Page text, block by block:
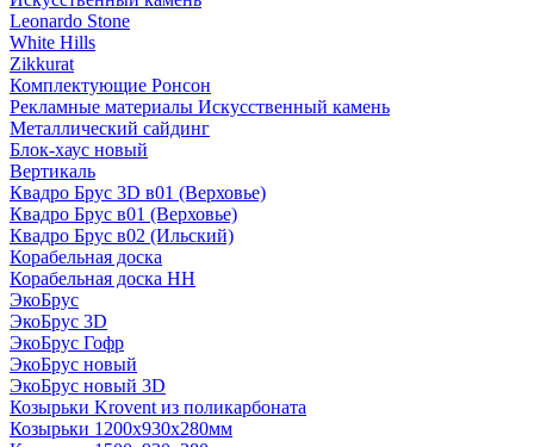
Leonardo Stone
White Hills
Zikkurat
Комплектующие Ронсон
Рекламные материалы Искусственный камень
Металлический сайдинг
Блок-хаус новый
Вертикаль
Квадро Брус 3D в01 (Верховье)
Квадро Брус в01 (Верховье)
Квадро Брус в02 (Ильский)
Корабельная доска
Корабельная доска НН
ЭкоБрус
ЭкоБрус 3D
ЭкоБрус Гофр
ЭкоБрус новый
ЭкоБрус новый 3D
Козырьки Krovent из поликарбоната
Козырьки 1200х930х280мм